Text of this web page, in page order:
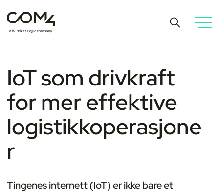
IoT som drivkraft
for mer effektive
logistikkoperasjone
r
Tingenes internett (IoT) er ikke bare et